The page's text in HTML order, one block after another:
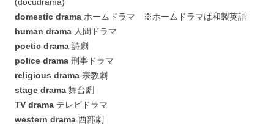
domestic drama ホームドラマ ※ホームドラマは和製英語
human drama 人間ドラマ
poetic drama 詩劇
police drama 刑事ドラマ
religious drama 宗教劇
stage drama 舞台劇
TV drama テレビドラマ
western drama 西部劇